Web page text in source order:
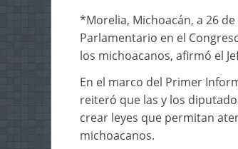
*Morelia, Michoacán, a 26
Parlamentario en el
los michoacanos, afirmó el
En el marco del Primer
reiteró que las y los
crear leyes que permitan
michoacanos.